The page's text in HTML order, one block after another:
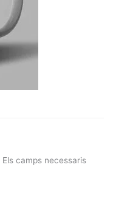
Els camps necessaris